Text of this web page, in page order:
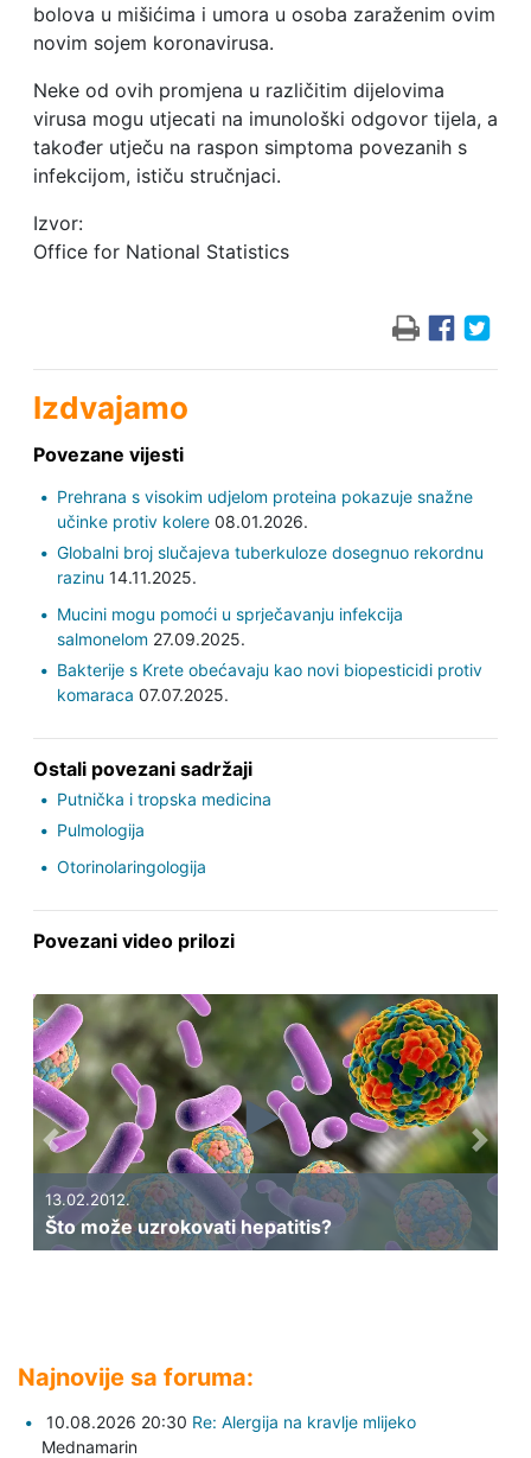
bolova u mišićima i umora u osoba zaraženim ovim
novim sojem koronavirusa.
Neke od ovih promjena u različitim dijelovima
virusa mogu utjecati na imunološki odgovor tijela, a
također utječu na raspon simptoma povezanih s
infekcijom, ističu stručnjaci.
Izvor:
Office for National Statistics
Izdvajamo
Povezane vijesti
Prehrana s visokim udjelom proteina pokazuje snažne
učinke protiv kolere08.01.2026.
Globalni broj slučajeva tuberkuloze dosegnuo rekordnu
razinu 14.11.2025.
Mucini mogu pomoći u sprječavanju infekcija
salmonelom 27.09.2025.
Bakterije s Krete obećavaju kao novi biopesticidi protiv
komaraca 07.07.2025.
Ostali povezani sadržaji
Putnička i tropska medicina
Pulmologija
Otorinolaringologija
Povezani video prilozi
13.02.2012.
Što može uzrokovati hepatitis?
Previous Next
Najnovije sa foruma:
10.08.2026 20:30 Re: Alergija na kravlje mlijeko
Mednamarin